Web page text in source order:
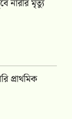
নারীর মৃত্যু
প্রাথমিক